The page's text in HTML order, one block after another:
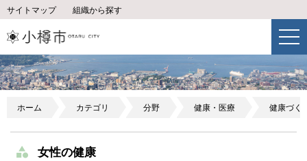
サイトマップ 組織から探す
ホーム カテゴリ 分野 健康・医療 健康づく
女性の健康